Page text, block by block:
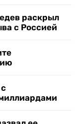
раскрыл
с Россией